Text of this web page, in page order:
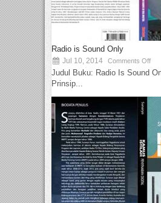
Radio is Sound Only
Jul 10, 2014 Comments Off
Judul Buku: Radio Is Sound
Prinsip...